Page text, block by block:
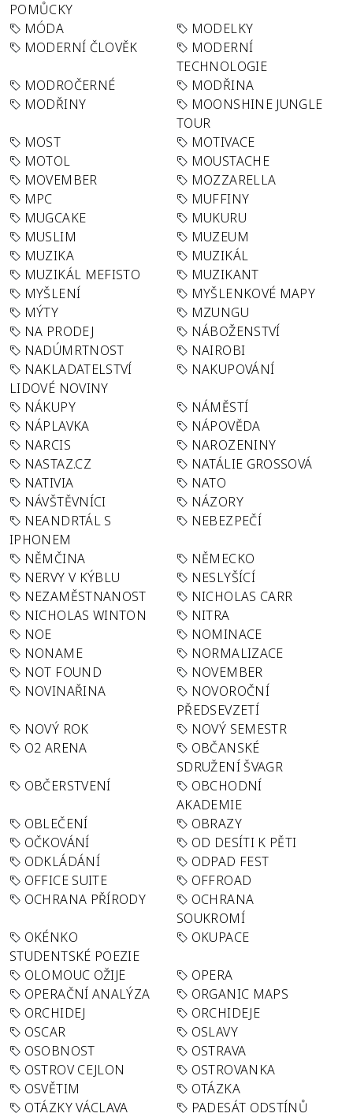
POMŮCKY
MÓDA
MODELKY
MODERNÍ ČLOVĚK
MODERNÍ
TECHNOLOGIE
MODROČERNÉ
MODŘINA
MODŘINY
MOONSHINE JUNGLE
TOUR
MOST
MOTIVACE
MOTOL
MOUSTACHE
MOVEMBER
MOZZARELLA
MPC
MUFFINY
MUGCAKE
MUKURU
MUSLIM
MUZEUM
MUZIKA
MUZIKÁL
MUZIKÁL MEFISTO
MUZIKANT
MYŠLENÍ
MYŠLENKOVÉ MAPY
MÝTY
MZUNGU
NA PRODEJ
NÁBOŽENSTVÍ
NADÚMRTNOST
NAIROBI
NAKLADATELSTVÍ
LIDOVÉ NOVINY
NAKUPOVÁNÍ
NÁKUPY
NÁMĚSTÍ
NÁPLAVKA
NÁPOVĚDA
NARCIS
NAROZENINY
NASTAZ.CZ
NATÁLIE GROSSOVÁ
NATIVIA
NATO
NÁVŠTĚVNÍCI
NÁZORY
NEANDRTÁL S
IPHONEM
NEBEZPEČÍ
NĚMČINA
NĚMECKO
NERVY V KÝBLU
NESLYŠÍCÍ
NEZAMĚSTNANOST
NICHOLAS CARR
NICHOLAS WINTON
NITRA
NOE
NOMINACE
NONAME
NORMALIZACE
NOT FOUND
NOVEMBER
NOVINAŘINA
NOVOROČNÍ
PŘEDSEVZETÍ
NOVÝ ROK
NOVÝ SEMESTR
O2 ARENA
OBČANSKÉ
SDRUŽENÍ ŠVAGR
OBČERSTVENÍ
OBCHODNÍ
AKADEMIE
OBLEČENÍ
OBRAZY
OČKOVÁNÍ
OD DESÍTI K PĚTI
ODKLÁDÁNÍ
ODPAD FEST
OFFICE SUITE
OFFROAD
OCHRANA PŘÍRODY
OCHRANA
SOUKROMÍ
OKÉNKO
STUDENTSKÉ POEZIE
OKUPACE
OLOMOUC OŽIJE
OPERA
OPERAČNÍ ANALÝZA
ORGANIC MAPS
ORCHIDEJ
ORCHIDEJE
OSCAR
OSLAVY
OSOBNOST
OSTRAVA
OSTROV CEJLON
OSTROVANKA
OSVĚTIM
OTÁZKA
OTÁZKY VÁCLAVA
PADESÁT ODSTÍNŮ